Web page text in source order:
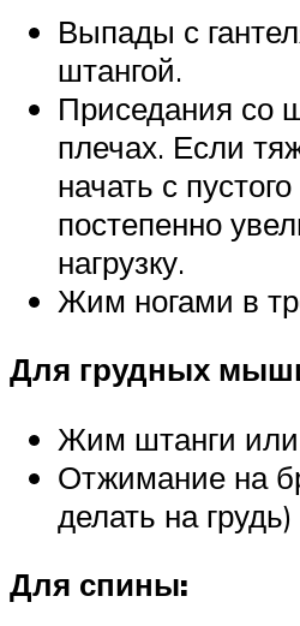
Выпады с
штангой.
Приседания со
плечах. Если
начать с
постепенно
нагрузку.
Жим ногами в
Для грудных
Жим штанги или
Отжимание на
делать на грудь)
Для спины: